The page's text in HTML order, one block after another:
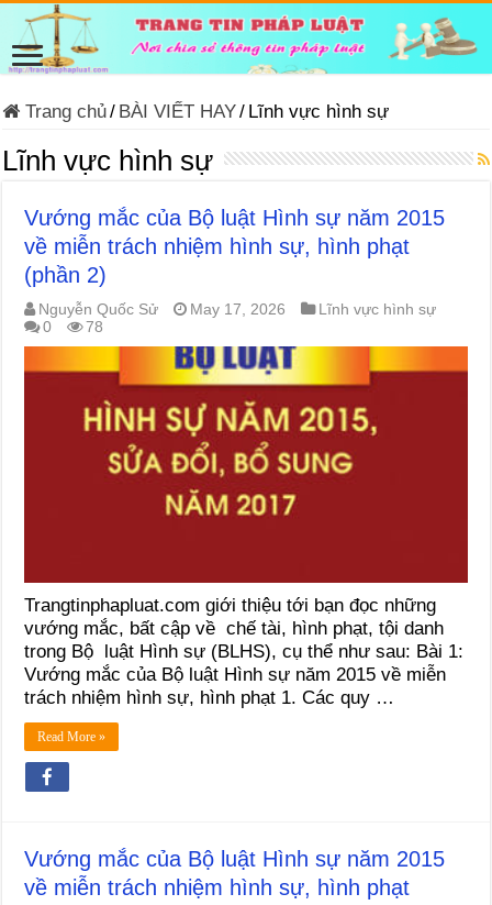
Trang chủ/ BÀI VIẾT HAY/ Lĩnh vực hình sự
Lĩnh vực hình sự
Vướng mắc của Bộ luật Hình sự năm 2015
về miễn trách nhiệm hình sự, hình phạt
(phần 2)
Nguyễn Quốc Sử May 17, 2026
Lĩnh vực hình sự
0
78
Trangtinphapluat.com giới thiệu tới bạn đọc những
vướng mắc, bất cập về chế tài, hình phạt, tội danh
trong Bộ luật Hình sự (BLHS), cụ thể như sau: Bài 1:
Vướng mắc của Bộ luật Hình sự năm 2015 về miễn
trách nhiệm hình sự, hình phạt 1. Các quy …
Read More »
Vướng mắc của Bộ luật Hình sự năm 2015
về miễn trách nhiệm hình sự, hình phạt